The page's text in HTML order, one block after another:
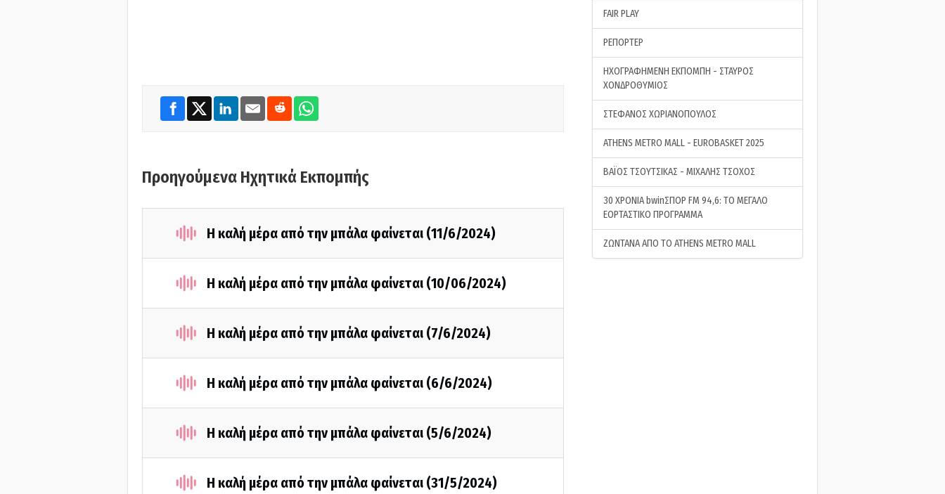
Προηγούμενα Ηχητικά Εκπομπής
Η καλή μέρα από την μπάλα φαίνεται (11/6/2024)
Η καλή μέρα από την μπάλα φαίνεται (10/06/2024)
Η καλή μέρα από την μπάλα φαίνεται (7/6/2024)
Η καλή μέρα από την μπάλα φαίνεται (6/6/2024)
Η καλή μέρα από την μπάλα φαίνεται (5/6/2024)
H καλή μέρα από την μπάλα φαίνεται (31/5/2024)
FAIR PLAY
ΡΕΠΟΡΤΕΡ
ΗΧΟΓΡΑΦΗΜΕΝΗ ΕΚΠΟΜΠΗ - ΣΤΑΥΡΟΣ
ΧΟΝΔΡΟΘΥΜΙΟΣ
ΣΤΕΦΑΝΟΣ ΧΩΡΙΑΝΟΠΟΥΛΟΣ
ATHENS METRO MALL - EUROBASKET 2025
ΒΑΪΟΣ ΤΣΟΥΤΣΙΚΑΣ - ΜΙΧΑΛΗΣ ΤΣΟΧΟΣ
30 ΧΡΟΝΙΑ bwinΣΠΟΡ FM 94,6: ΤΟ ΜΕΓΑΛΟ
ΕΟΡΤΑΣΤΙΚΟ ΠΡΟΓΡΑΜΜΑ
ΖΩΝΤΑΝΑ ΑΠΟ ΤΟ ATHENS METRO MALL